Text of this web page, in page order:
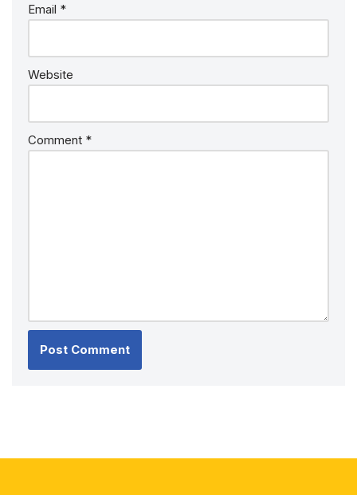
Email *
Website
Comment *